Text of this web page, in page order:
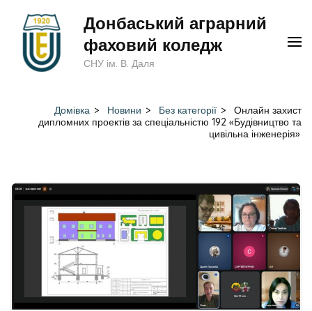
(натисніть
Донбаський аграрний
фаховий коледж
СНУ ім. В. Даля
Домівка > Новини > Без категорії >
Онлайн захист
дипломних проектів за спеціальністю 192 «Будівництво та
цивільна інженерія»